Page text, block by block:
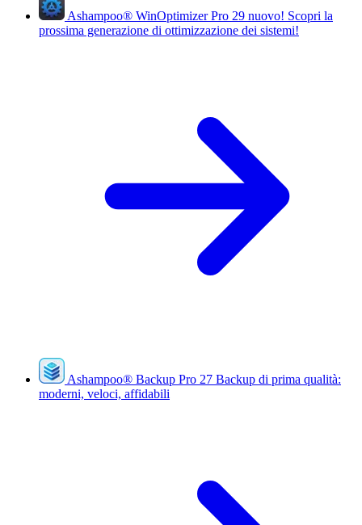
Ashampoo® WinOptimizer Pro 29 nuovo! Scopri la
prossima generazione di ottimizzazione dei sistemi!
Ashampoo® Backup Pro 27 Backup di prima qualità:
moderni, veloci, affidabili